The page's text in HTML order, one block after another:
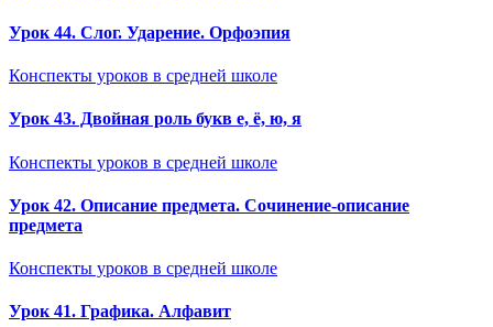
Урок 44. Слог. Ударение. Орфоэпия
Конспекты уроков в средней школе
Урок 43. Двойная роль букв е, ё, ю, я
Конспекты уроков в средней школе
Урок 42. Описание предмета. Сочинение-описание
предмета
Конспекты уроков в средней школе
Урок 41. Графика. Алфавит